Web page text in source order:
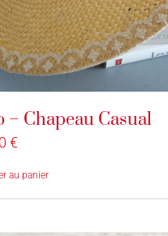
– Chapeau Casual
€
au panier